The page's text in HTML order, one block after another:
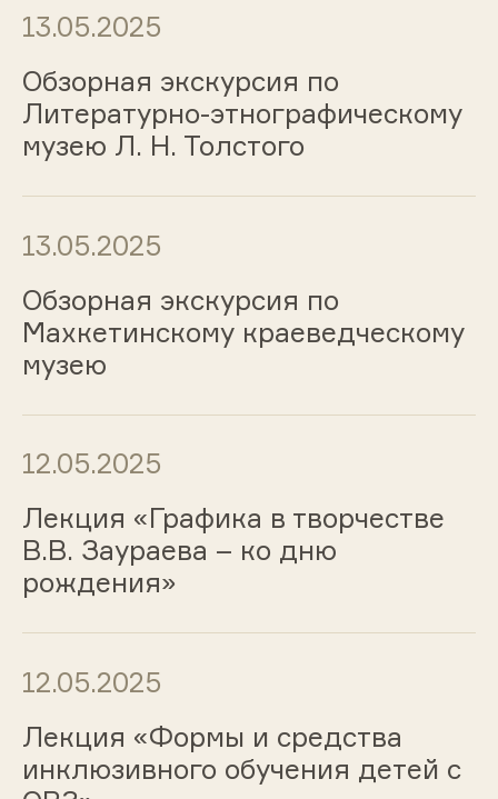
13.05.2025
Обзорная экскурсия по
Литературно-этнографическому
музею Л. Н. Толстого
13.05.2025
Обзорная экскурсия по
Махкетинскому краеведческому
музею
12.05.2025
Лекция «Графика в творчестве
В.В. Заураева – ко дню
рождения»
12.05.2025
Лекция «Формы и средства
инклюзивного обучения детей с